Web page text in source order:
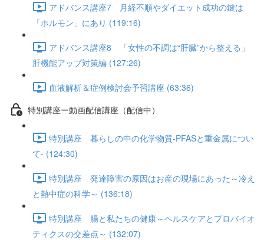
アドバンス講座7 月経不順やダイエット成功の鍵は
「ホルモン」にあり (119:16)
アドバンス講座8 「女性の不調は“肝臓”から整える」
肝機能アップ対策編 (127:26)
血液解析＆症例検討会予習講座 (63:36)
特別講座ー動画配信講座（配信中）
特別講座 暮らしの中の化学物質-PFASと重金属につい
て- (124:30)
特別講座 発達障害の原因はお産の現場にあった～冷え
と熱中症の科学～ (136:18)
特別講座 腸と私たちの健康～ヘルスケアとプロバイオ
ティクスの交差点～ (132:07)